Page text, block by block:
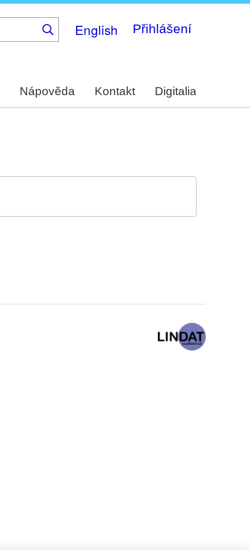
English Přihlášení
Nápověda Kontakt Digitalia